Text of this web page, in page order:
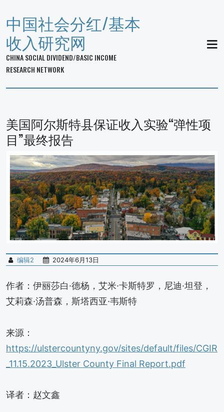
中国社会分红/基本
收入研究网
CHINA SOCIAL DIVIDEND/BASIC INCOME
RESEARCH NETWORK
美国阿尔斯特县保证收入实验“弹性项
目”最终报告
编辑2 2024年6月13日
作者：伊丽莎白·德杨，艾米·卡斯特罗，尼迪·坦登，
艾莉森·汤普森，斯塔西亚·韦斯特
来源：
https://ulstercountyny.gov/sites/default/files/CGIR
_11.15.2023_Ulster County Final Report.pdf
译者：赵文鑫